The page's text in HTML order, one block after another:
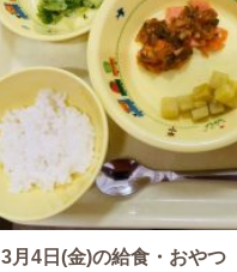
3月4日(金)の給食・おやつ